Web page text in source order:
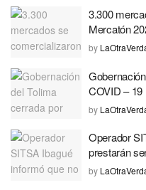
3.300
Mercatón
by
COVID – 19
by
Operador
prestarán
by